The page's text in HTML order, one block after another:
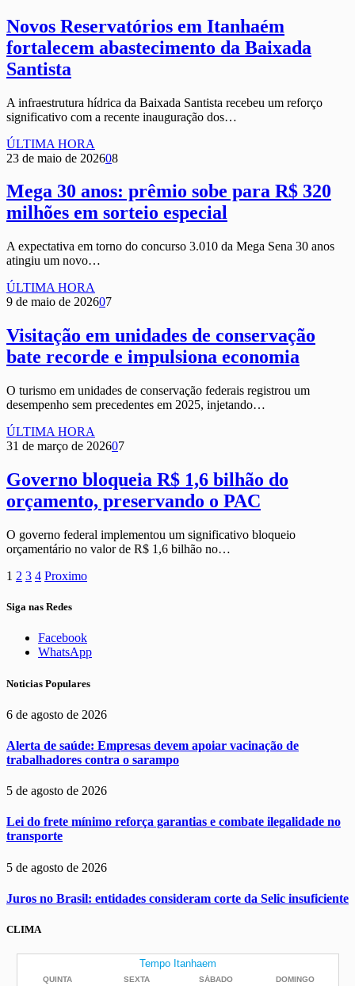
Novos Reservatórios em Itanhaém
fortalecem abastecimento da Baixada
Santista
A infraestrutura hídrica da Baixada Santista recebeu um reforço
significativo com a recente inauguração dos…
ÚLTIMA HORA
23 de maio de 202608
Mega 30 anos: prêmio sobe para R$ 320
milhões em sorteio especial
A expectativa em torno do concurso 3.010 da Mega Sena 30 anos
atingiu um novo…
ÚLTIMA HORA
9 de maio de 202607
Visitação em unidades de conservação
bate recorde e impulsiona economia
O turismo em unidades de conservação federais registrou um
desempenho sem precedentes em 2025, injetando…
ÚLTIMA HORA
31 de março de 202607
Governo bloqueia R$ 1,6 bilhão do
orçamento, preservando o PAC
O governo federal implementou um significativo bloqueio
orçamentário no valor de R$ 1,6 bilhão no…
1 2 3 4 Proximo
Siga nas Redes
Facebook
WhatsApp
Noticias Populares
6 de agosto de 2026
Alerta de saúde: Empresas devem apoiar vacinação de
trabalhadores contra o sarampo
5 de agosto de 2026
Lei do frete mínimo reforça garantias e combate ilegalidade no
transporte
5 de agosto de 2026
Juros no Brasil: entidades consideram corte da Selic insuficiente
CLIMA